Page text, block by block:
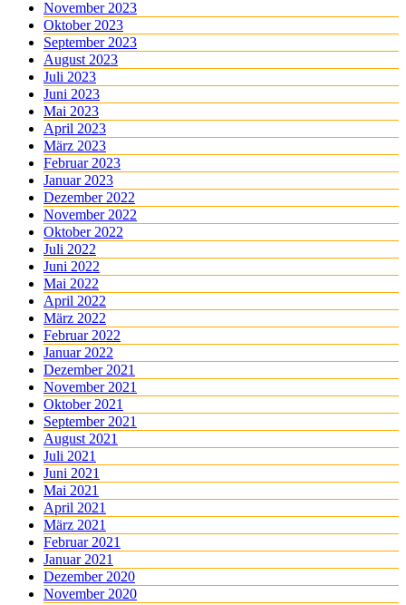
November 2023
Oktober 2023
September 2023
August 2023
Juli 2023
Juni 2023
Mai 2023
April 2023
März 2023
Februar 2023
Januar 2023
Dezember 2022
November 2022
Oktober 2022
Juli 2022
Juni 2022
Mai 2022
April 2022
März 2022
Februar 2022
Januar 2022
Dezember 2021
November 2021
Oktober 2021
September 2021
August 2021
Juli 2021
Juni 2021
Mai 2021
April 2021
März 2021
Februar 2021
Januar 2021
Dezember 2020
November 2020